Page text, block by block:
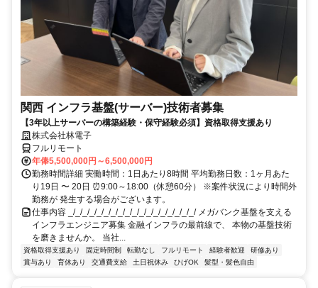
関西 インフラ基盤(サーバー)技術者募集
【3年以上サーバーの構築経験・保守経験必須】資格取得支援あり
株式会社林電子
フルリモート
年俸5,500,000円～6,500,000円
勤務時間詳細 実働時間：1日あたり8時間 平均勤務日数：1ヶ月あた
り19日 〜 20日 ⏰9:00～18:00（休憩60分） ※案件状況により時間外
勤務が 発生する場合がございます。
仕事内容 _/_/_/_/_/_/_/_/_/_/_/_/_/_/_/_/_/_/ メガバンク基盤を支える
インフラエンジニア募集 金融インフラの最前線で、 本物の基盤技術
を磨きませんか。 当社...
資格取得支援あり 固定時間制 転勤なし フルリモート 経験者歓迎
研修あり
賞与あり
育休あり 交通費支給 土日祝休み ひげOK 髪型・髪色自由